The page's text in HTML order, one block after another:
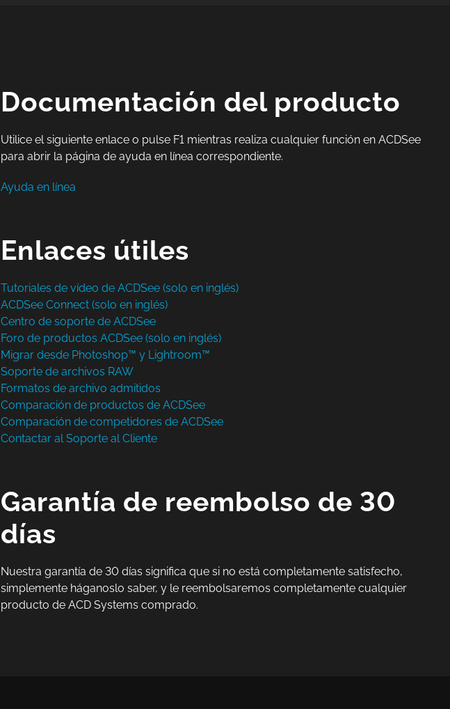
Documentación del producto
Utilice el siguiente enlace o pulse F1 mientras realiza cualquier función en ACDSee
para abrir la página de ayuda en línea correspondiente.
Ayuda en línea
Enlaces útiles
Tutoriales de vídeo de ACDSee (solo en inglés)
ACDSee Connect (solo en inglés)
Centro de soporte de ACDSee
Foro de productos ACDSee (solo en inglés)
Migrar desde Photoshop™ y Lightroom™
Soporte de archivos RAW
Formatos de archivo admitidos
Comparación de productos de ACDSee
Comparación de competidores de ACDSee
Contactar al Soporte al Cliente
Garantía de reembolso de 30
días
Nuestra garantía de 30 días significa que si no está completamente satisfecho,
simplemente háganoslo saber, y le reembolsaremos completamente cualquier
producto de ACD Systems comprado.